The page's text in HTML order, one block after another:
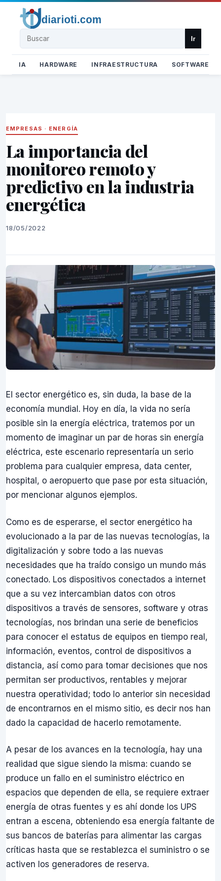
Buscar Ir
IA HARDWARE INFRAESTRUCTURA SOFTWARE
EMPRESAS · ENERGÍA
La importancia del
monitoreo remoto y
predictivo en la industria
energética
18/05/2022
El sector energético es, sin duda, la base de la
economía mundial. Hoy en día, la vida no sería
posible sin la energía eléctrica, tratemos por un
momento de imaginar un par de horas sin energía
eléctrica, este escenario representaría un serio
problema para cualquier empresa, data center,
hospital, o aeropuerto que pase por esta situación,
por mencionar algunos ejemplos.
Como es de esperarse, el sector energético ha
evolucionado a la par de las nuevas tecnologías, la
digitalización y sobre todo a las nuevas
necesidades que ha traído consigo un mundo más
conectado. Los dispositivos conectados a internet
que a su vez intercambian datos con otros
dispositivos a través de sensores, software y otras
tecnologías, nos brindan una serie de beneficios
para conocer el estatus de equipos en tiempo real,
información, eventos, control de dispositivos a
distancia, así como para tomar decisiones que nos
permitan ser productivos, rentables y mejorar
nuestra operatividad; todo lo anterior sin necesidad
de encontrarnos en el mismo sitio, es decir nos han
dado la capacidad de hacerlo remotamente.
A pesar de los avances en la tecnología, hay una
realidad que sigue siendo la misma: cuando se
produce un fallo en el suministro eléctrico en
espacios que dependen de ella, se requiere extraer
energía de otras fuentes y es ahí donde los UPS
entran a escena, obteniendo esa energía faltante de
sus bancos de baterías para alimentar las cargas
críticas hasta que se restablezca el suministro o se
activen los generadores de reserva.